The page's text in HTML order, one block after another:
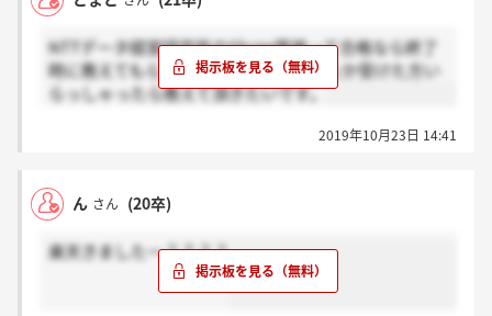
NTTデータ経営研究所のSkype面接って合格なら終了
時に教えてもらえるんですか？？どなたか受けた方い
らっしゃったら教えて頂きたいです。
2019年10月23日 14:41
ん さん (20卒)
楽天きましたー？？？？